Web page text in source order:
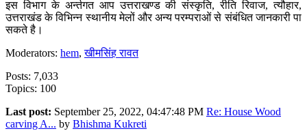
इस विभाग के अर्न्तगत आप उत्तराखण्ड की संस्कृति, रीति रिवाज, त्यौहार,
उत्तराखंड के विभिन्न स्थानीय मेलों और अन्य परम्पराओं से संबंधित जानकारी पा
सकते है।
Moderators: hem,खीमसिंह रावत
Posts: 7,033
Topics: 100
Last post: September 25, 2022, 04:47:48 PM Re: House Wood
carving A... by Bhishma Kukreti